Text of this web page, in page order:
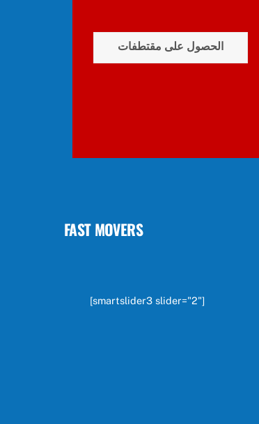
الحصول على مقتطفات
FAST MOVERS
[smartslider3 slider="2"]